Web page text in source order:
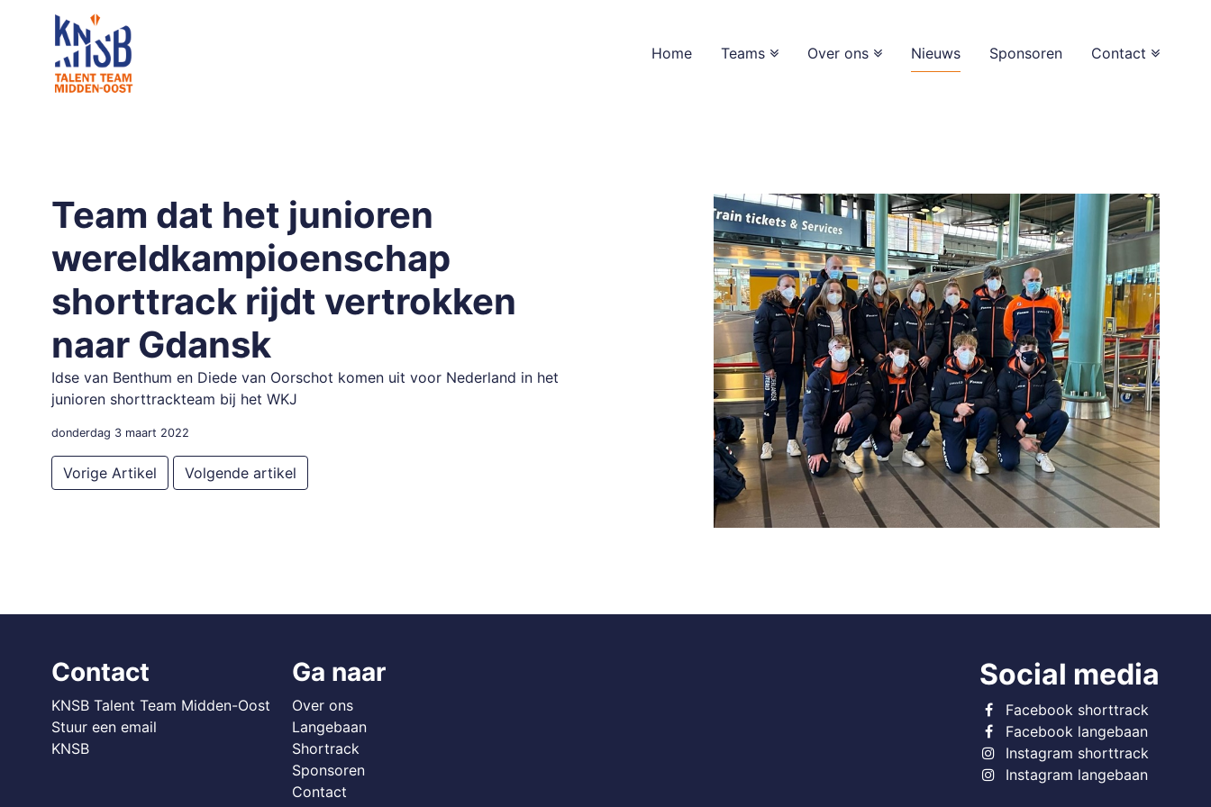
Home Teams Over ons Nieuws Sponsoren Contact
Team dat het junioren
wereldkampioenschap
shorttrack rijdt vertrokken
naar Gdansk
Idse van Benthum en Diede van Oorschot komen uit voor Nederland in het
junioren shorttrackteam bij het WKJ
donderdag 3 maart 2022
Vorige Artikel Volgende artikel
Contact
KNSB Talent Team Midden-Oost
Stuur een email
KNSB
Ga naar
Over ons
Langebaan
Shortrack
Sponsoren
Contact
Social media
Facebook shorttrack
Facebook langebaan
Instagram shorttrack
Instagram langebaan